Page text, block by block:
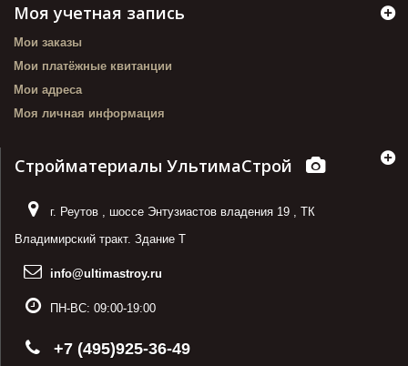
Моя учетная запись
Мои заказы
Мои платёжные квитанции
Мои адреса
Моя личная информация
Стройматериалы УльтимаСтрой
г. Реутов , шоссе Энтузиастов владения 19 , ТК
Владимирский тракт. Здание Т
info@ultimastroy.ru
ПН-ВС: 09:00-19:00
+7 (495)925-36-49